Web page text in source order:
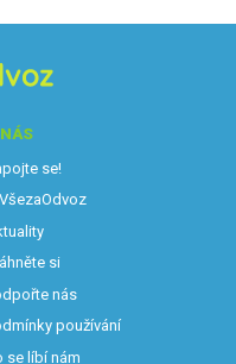
se!
si
nás
používání
se líbí nám